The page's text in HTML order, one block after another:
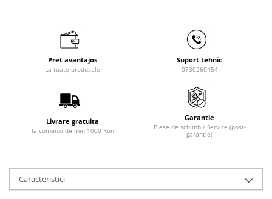
Masini de ascutit burghie
Masini de lustruit
Masini de polizat bavuri cu perii
Masini de rectificat plan
Masini de rectificat plan
Masini de rectificat rotund
Masini de satinat
Masini de slefuit cu disc
Masini de slefuit cu mediu umed si
Pret avantajos
La toate produsele
Suport tehnic
0730260454
Livrare gratuita
la comenzi de min 1000 Ron
Garantie
Piese de schimb / Service (post-
garantie)
Caracteristici